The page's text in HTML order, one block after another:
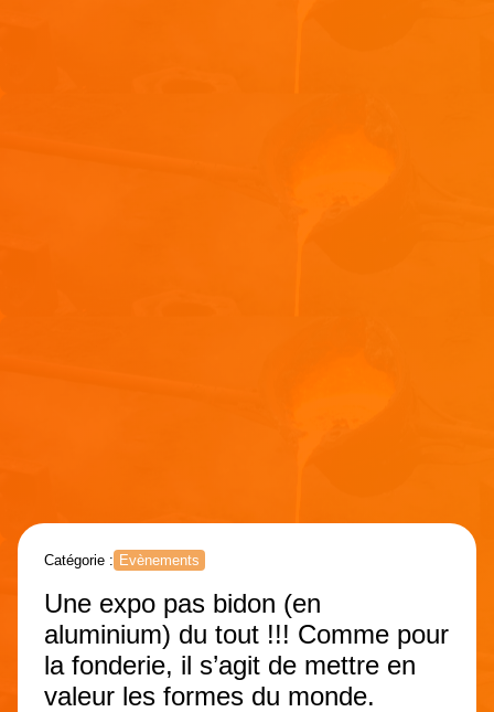
Catégorie : Evènements
Une expo pas bidon (en
aluminium) du tout !!! Comme pour
la fonderie, il s’agit de mettre en
valeur les formes du monde.